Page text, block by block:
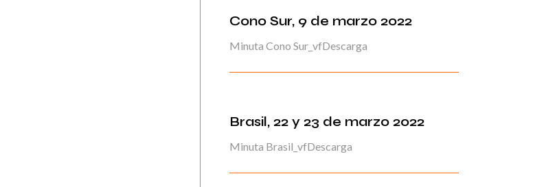
Cono Sur, 9 de marzo 2022
Minuta Cono Sur_vfDescarga
Brasil, 22 y 23 de marzo 2022
Minuta Brasil_vfDescarga